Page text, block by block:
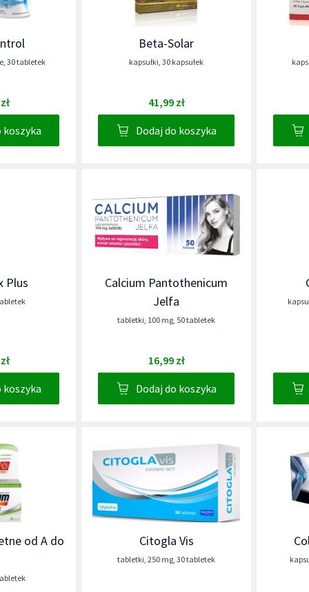
, 30 tabletek
koszyka
Beta-Solar
kapsułki, 30 kapsułek
41,99 zł
Dodaj do koszyka
Plus
koszyka
Calcium Pantothenicum
Jelfa
tabletki, 100 mg, 50 tabletek
16,99 zł
Dodaj do koszyka
od A do Citogla Vis
tabletki, 250 mg, 30 tabletek